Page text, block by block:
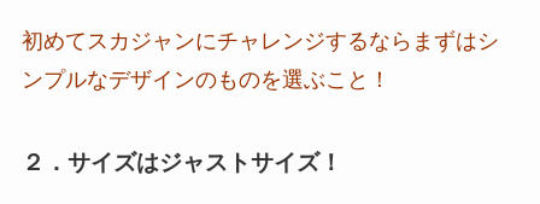
初めてスカジャンにチャレンジするならまずはシ
ンプルなデザインのものを選ぶこと！
２．サイズはジャストサイズ！